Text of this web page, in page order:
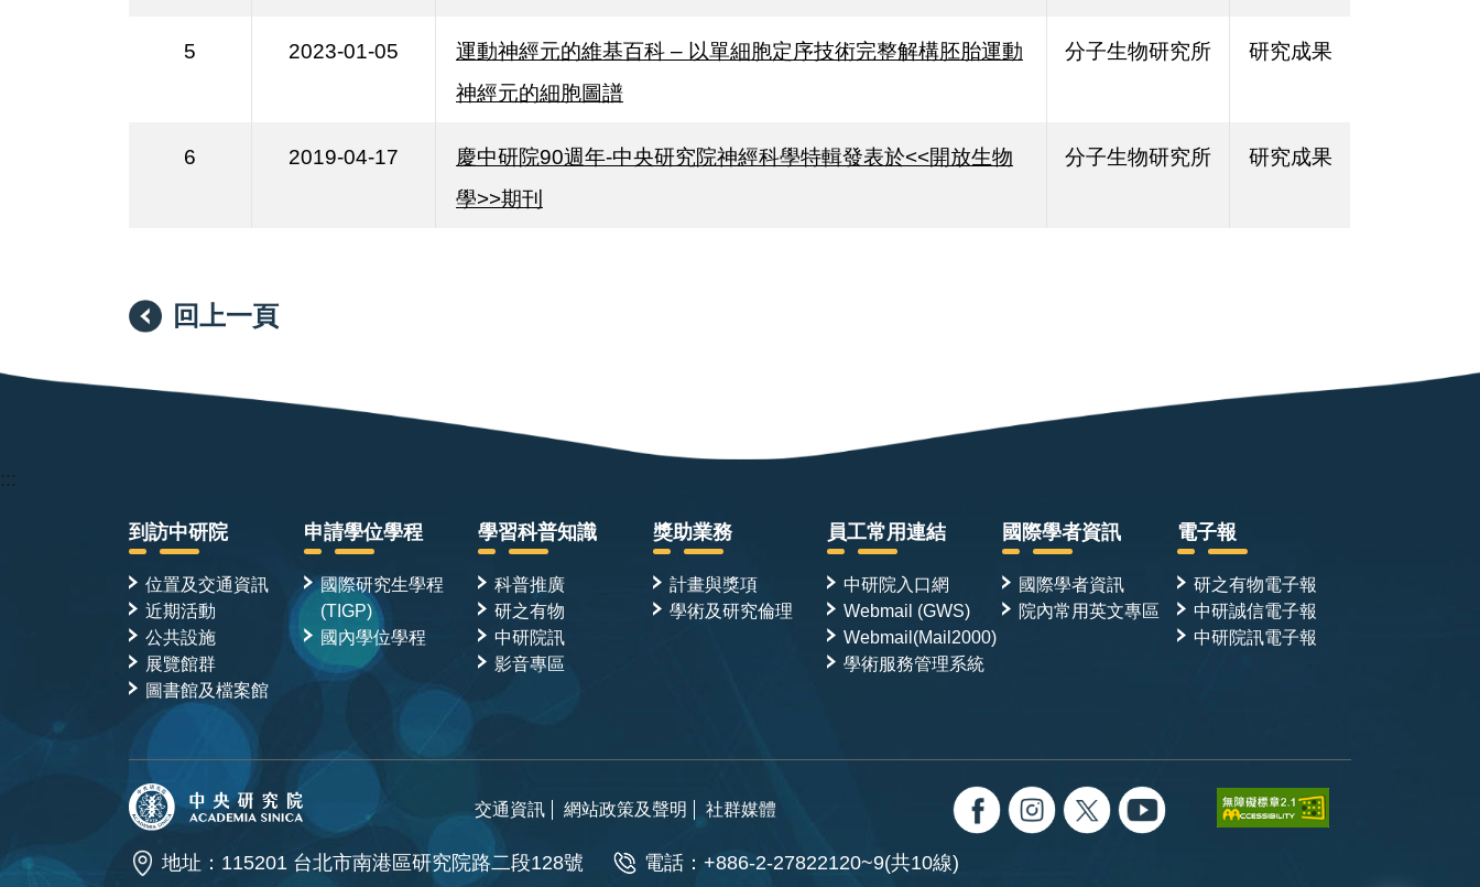
5 2023-01-05
運動神經元的維基百科 – 以單細胞定序技術完整解構胚胎運動
神經元的細胞圖譜
分子生物研究所 研究成果
6 2019-04-17
慶中研院90週年-中央研究院神經科學特輯發表於<<開放生物
學>>期刊
分子生物研究所 研究成果
回上一頁
:::
到訪中研院
位置及交通資訊
近期活動
公共設施
展覽館群
圖書館及檔案館
申請學位學程
國際研究生學程
(TIGP)
國內學位學程
學習科普知識
科普推廣
研之有物
中研院訊
影音專區
獎助業務
計畫與獎項
學術及研究倫理
員工常用連結
中研院入口網
Webmail (GWS)
Webmail(Mail2000)
學術服務管理系統
國際學者資訊
國際學者資訊
院內常用英文專區
電子報
研之有物電子報
中研誠信電子報
中研院訊電子報
交通資訊 網站政策及聲明 社群媒體
地址：115201 台北市南港區研究院路二段128號 電話：+886-2-27822120~9(共10線)